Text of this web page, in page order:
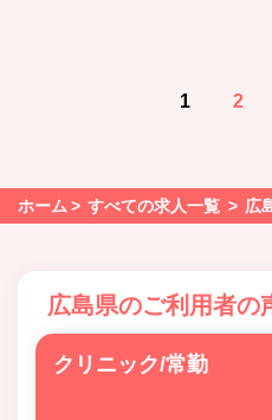
1 2
ホーム すべての求人一覧 広
広島県のご利用者の
クリニック/常勤